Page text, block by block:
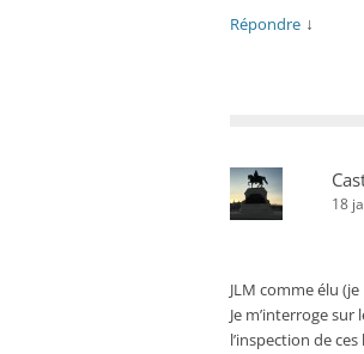
Répondre ↓
18
JLM comme élu
Je m’interroge
l’inspection de